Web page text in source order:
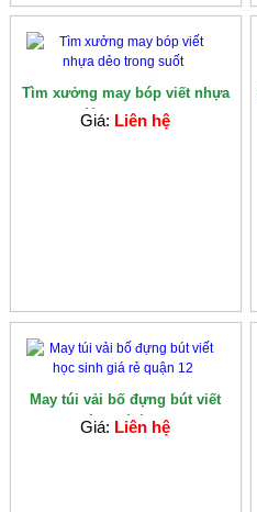
Tìm xưởng may bóp viết nhựa
dẻo trong s...
Giá: Liên hệ
May túi vải bố đựng bút viết
học sinh...
Giá: Liên hệ